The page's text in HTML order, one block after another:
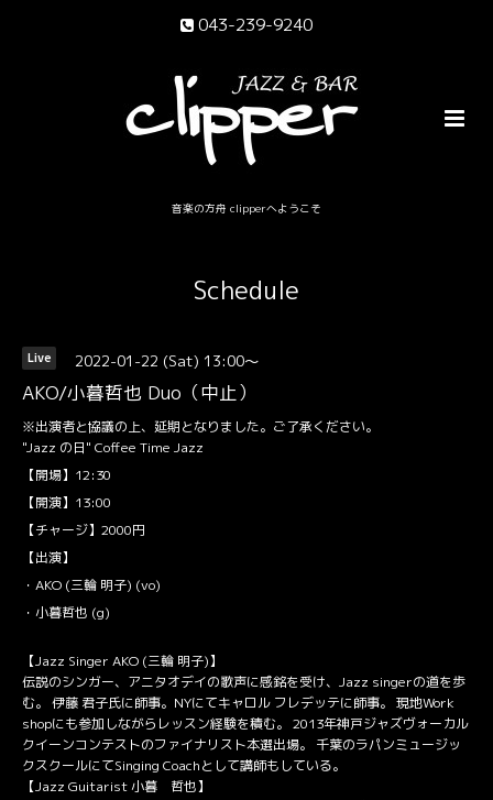
043-239-9240
音楽の方舟 clipperへようこそ
Schedule
Live 2022-01-22 (Sat) 13:00～
AKO/小暮哲也 Duo（中止）
※出演者と協議の上、延期となりました。ご了承ください。
"Jazz の日" Coffee Time Jazz
【開場】12:30
【開演】13:00
【チャージ】2000円
【出演】
・AKO (三輪 明子) (vo)
・小暮哲也 (g)
【Jazz Singer AKO (三輪 明子)】
伝説のシンガー、アニタオデイの歌声に感銘を受け、Jazz singerの道を歩
む。 伊藤 君子氏に師事。NYにてキャロル フレデッテに師事。 現地Work
shopにも参加しながらレッスン経験を積む。 2013年神戸ジャズヴォーカル
クイーンコンテストのファイナリスト本選出場。 千葉のラパンミュージッ
クスクールにてSinging Coachとして講師もしている。
【Jazz Guitarist 小暮 哲也】